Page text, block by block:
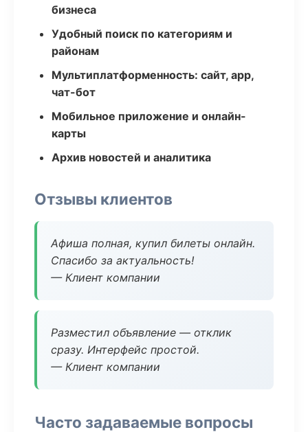
бизнеса
Удобный поиск по категориям и
районам
Мультиплатформенность: сайт, app,
чат-бот
Мобильное приложение и онлайн-
карты
Архив новостей и аналитика
Отзывы клиентов
Афиша полная, купил билеты онлайн.
Спасибо за актуальность!
— Клиент компании
Разместил объявление — отклик
сразу. Интерфейс простой.
— Клиент компании
Часто задаваемые вопросы